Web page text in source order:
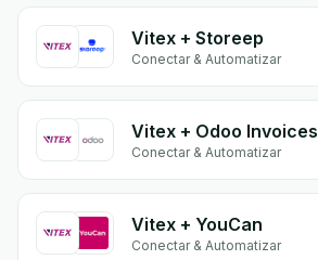
Vitex + Storeep
Conectar & Automatizar
Vitex + Odoo Invoices
Conectar & Automatizar
Vitex + YouCan
Conectar & Automatizar